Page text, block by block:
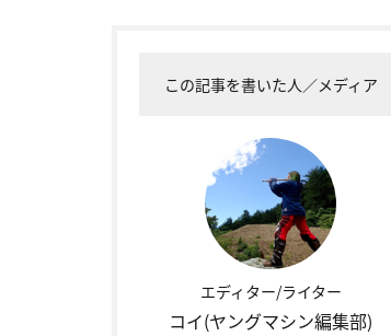
この記事を書いた人／メディア
エディター/ライター
コイ(ヤングマシン編集部)